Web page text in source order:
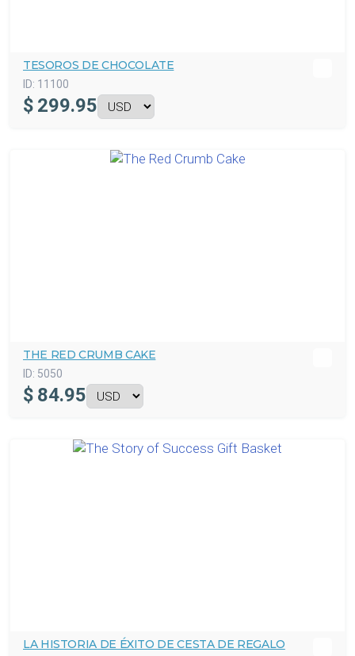
TESOROS DE CHOCOLATE
ID: 11100
$ 299.95
THE RED CRUMB CAKE
ID: 5050
$ 84.95
LA HISTORIA DE ÉXITO DE CESTA DE REGALO